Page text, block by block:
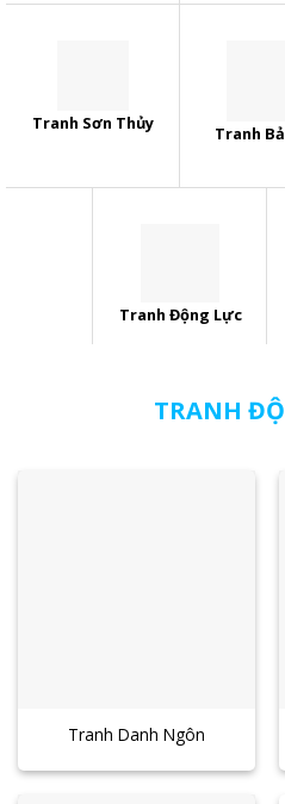
Tranh Sơn Thủy
Tranh
Tranh Động Lực
TRANH
Tranh Danh Ngôn